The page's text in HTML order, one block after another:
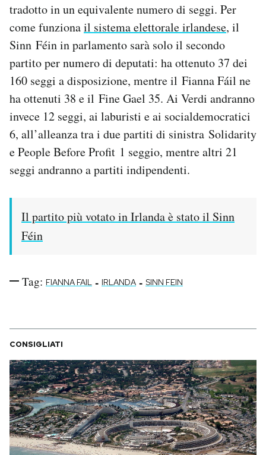
tradotto in un equivalente numero di seggi. Per
come funzionail sistema elettorale irlandese, il
Sinn Féin in parlamento sarà solo il secondo
partito per numero di deputati: ha ottenuto 37 dei
160 seggi a disposizione, mentre il Fianna Fáil ne
ha ottenuti 38 e il Fine Gael 35. Ai Verdi andranno
invece 12 seggi, ai laburisti e ai socialdemocratici
6, all’alleanza tra i due partiti di sinistra Solidarity
e People Before Profit 1 seggio, mentre altri 21
seggi andranno a partiti indipendenti.
Il partito più votato in Irlanda è stato il Sinn
Féin
Tag: FIANNA FAIL - IRLANDA - SINN FEIN
CONSIGLIATI